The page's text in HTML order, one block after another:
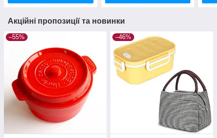
Акційні пропозиції та новинки
–55% –46%